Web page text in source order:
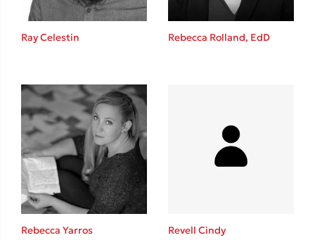
Ray Celestin Rebecca Rolland, EdD
Rebecca Yarros Revell Cindy